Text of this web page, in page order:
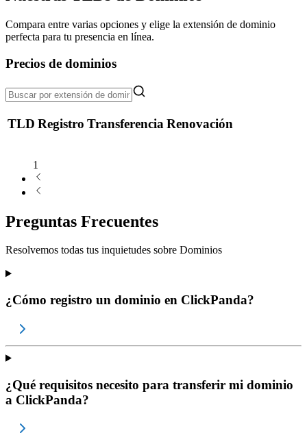
Compara entre varias opciones y elige la extensión de dominio
perfecta para tu presencia en línea.
Precios de dominios
TLD Registro TransferenciaRenovación
1
Preguntas Frecuentes
Resolvemos todas tus inquietudes sobre Dominios
¿Cómo registro un dominio en ClickPanda?
¿Qué requisitos necesito para transferir mi dominio
a ClickPanda?